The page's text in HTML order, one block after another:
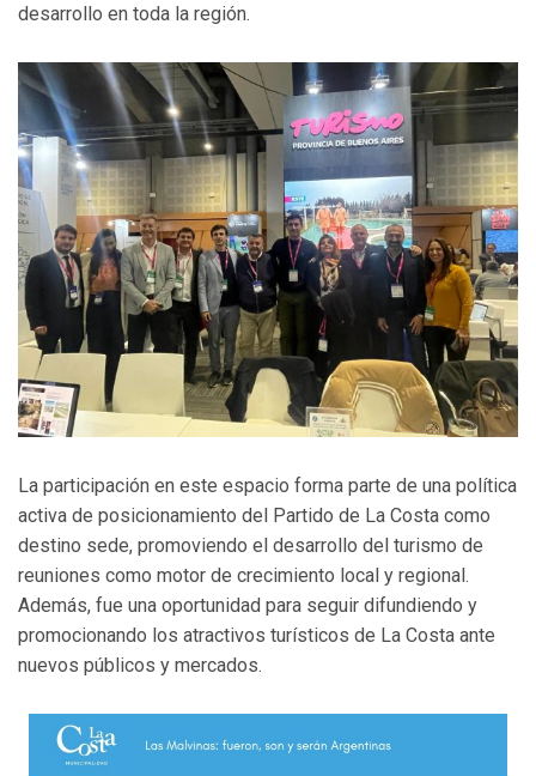
desarrollo en toda la región.
La participación en este espacio forma parte de una política
activa de posicionamiento del Partido de La Costa como
destino sede, promoviendo el desarrollo del turismo de
reuniones como motor de crecimiento local y regional.
Además, fue una oportunidad para seguir difundiendo y
promocionando los atractivos turísticos de La Costa ante
nuevos públicos y mercados.